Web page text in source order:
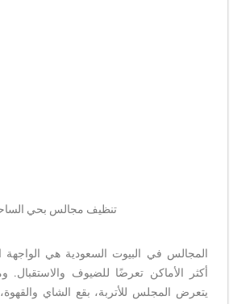
تنظيف مجالس بحي
المجالس في البيوت السعودية هي الواجهة
أكثر الأماكن تعرضًا للضيوف والاستقبال.
يتعرض المجلس للأتربة، بقع الشاي والقهوة،